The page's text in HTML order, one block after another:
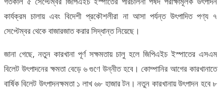
কার্যক্রম চালায় এবং বিদেশী প্রকৌশলীরা না আসা পর্যন্ত উৎপাদিত পণ্য ৭
সেপ্টেম্বর থেকে বাজারজাত করার সিদ্ধান্ত নিয়েছে।
জানা গেছে, নতুন কারখানা পূর্ণ সক্ষমতায় চালু হলে জিপিএইচ ইস্পাতের এসএম
বিলেট উৎপাদনের ক্ষমতা বেড়ে ৬ গুণে উন্নীত হবে। কোম্পানির আগের কারখানাতে
বার্ষিক বিলেট উৎপাদনক্ষমতা ১ লাখ ৬৮ হাজার টন। নতুন কারখানায় উৎপাদন হবে ৮